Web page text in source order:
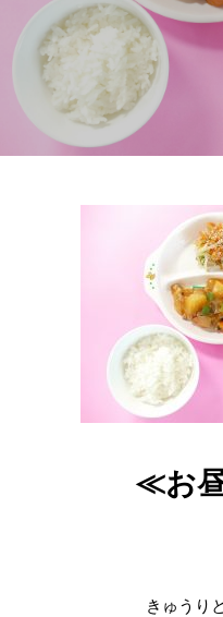
≪お
きゅうり